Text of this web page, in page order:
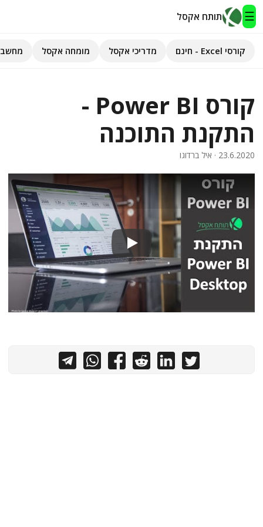
☰ תותח אקסל
מדריכי אקסל
מומחה אקסל
מחשבוני אקסל
פיתוח אפליקציות
חיפוש
צור קשר
קורסי Excel - חינם מדריכי אקסל מומחה אקסל
קורס Power BI -
התקנת התוכנה
23.6.2020 · איל ברדוגו
Play